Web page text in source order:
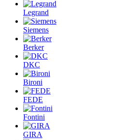
Legrand
Siemens
Berker
DKC
Bironi
FEDE
Fontini
GIRA